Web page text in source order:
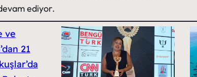
ediyor.